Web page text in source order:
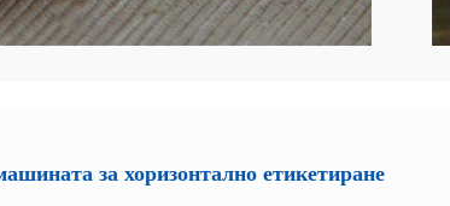
за хоризонтално етикетиране